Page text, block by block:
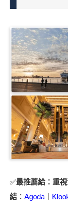
✅最推薦給：重
結 ： Agoda